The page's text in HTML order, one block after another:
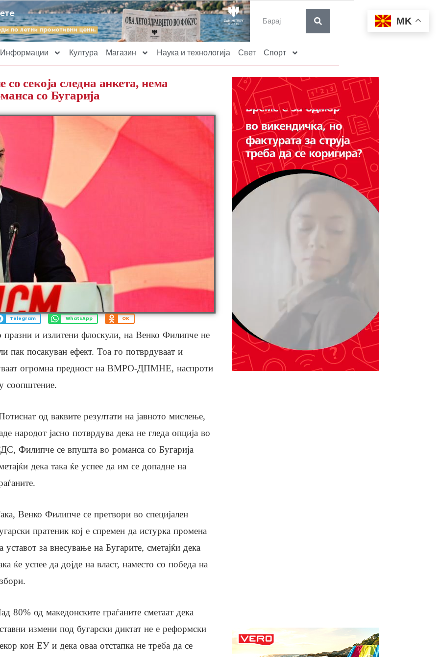
Информации Култура Магазин Наука и технологија Свет Спорт
следна анкета, нема
со Бугарија
Telegram WhatsApp OK
и излитени флоскули, на Венко Филипче не
пак посакуван ефект. Тоа го потврдуваат и
огромна предност на ВМРО-ДПМНЕ, наспроти
соопштение.
од ваквите резултати на јавното мислење,
народот јасно потврдува дека не гледа опција во
Филипче се впушта во романса со Бугарија
дека така ќе успее да им се допадне на
Венко Филипче се претвори во специјален
пратеник кој е спремен да истурка промена
уставот за внесување на Бугарите, сметајќи дека
ќе успее да дојде на власт, наместо со победа на
80% од македонските граѓаните сметаат дека
измени под бугарски диктат не е реформски
кон ЕУ и дека оваа отстапка не треба да се
MK